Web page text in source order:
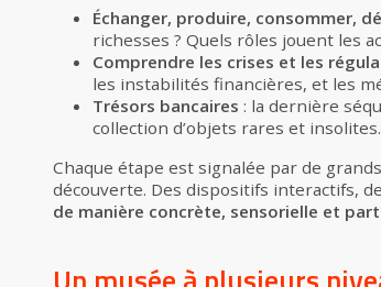
Échanger, produire, consommer,
richesses ? Quels rôles jouent les
Comprendre les crises et les
les instabilités financières, et les
Trésors bancaires : la dernière
collection d’objets rares et insolites.
Chaque étape est signalée par de
découverte. Des dispositifs interactifs,
de manière concrète, sensorielle et